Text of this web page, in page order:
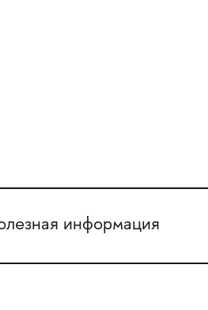
информация